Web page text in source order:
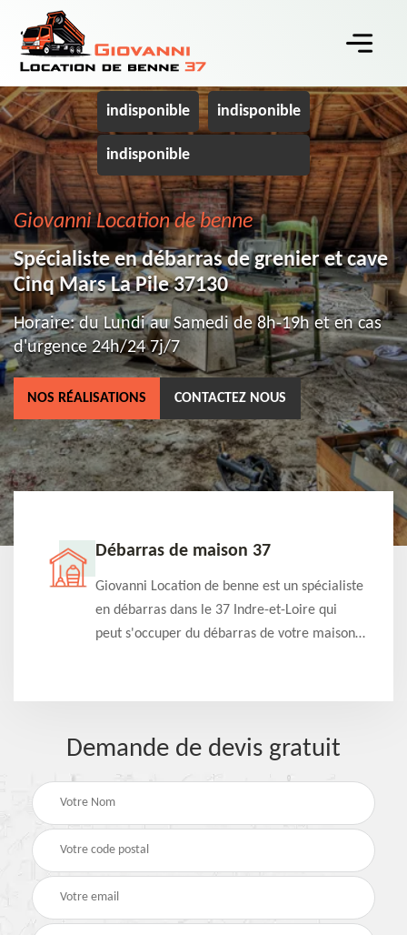
indisponible indisponible
indisponible
Giovanni Location de benne
Spécialiste en débarras de grenier et cave
Cinq Mars La Pile 37130
Horaire: du Lundi au Samedi de 8h-19h et en cas
d'urgence 24h/24 7j/7
NOS RÉALISATIONS CONTACTEZ NOUS
Débarras de maison 37
Giovanni Location de benne est un spécialiste
en débarras dans le 37 Indre-et-Loire qui
peut s'occuper du débarras de votre maison
Demande de devis gratuit